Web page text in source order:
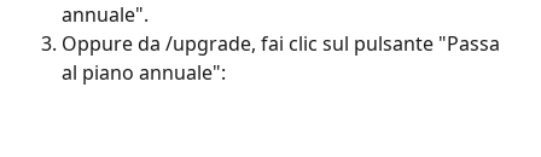
annuale".
Oppure da /upgrade, fai clic sul pulsante "Passa
al piano annuale":